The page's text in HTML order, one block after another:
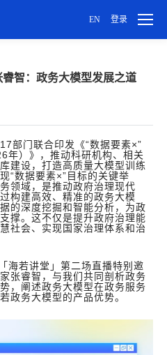
EN 登录
账号注销
智：政务大模型发展之道
部门联合印发《“数据要素×”
）》，推动科研机构、相关
建设，打造高质量大模型训练
“数据要素×”目标的关键举
领域，是推动政府治理现代
构建高效、精准的政务大模
的深度挖掘和智能分析，为政
撑。这不仅是提升政府治理能
社会、实现国家治理体系和治
海若讲堂」第二场直播特别邀
张睿智，与我们共同剖析政务
，阐述政务大模型在政务服务
政务大模型的产品优势。